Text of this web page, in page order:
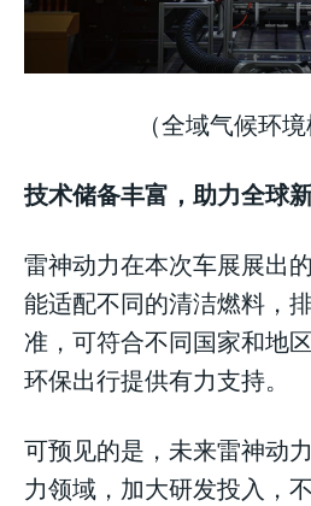
（全域气候环境
技术储备丰富，助力全球
雷神动力在本次车展展出
能适配不同的清洁燃料，
准，可符合不同国家和地
环保出行提供有力支持。
可预见的是，未来雷神动
力领域，加大研发投入，